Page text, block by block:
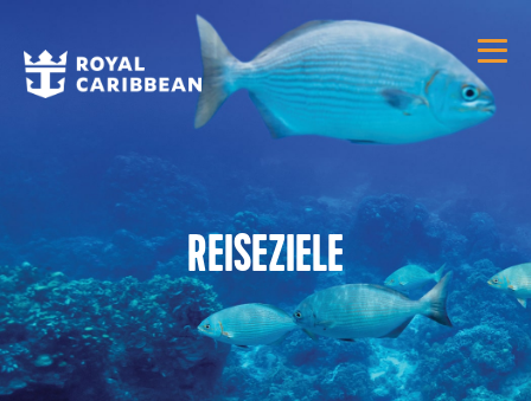
REISEZIELE